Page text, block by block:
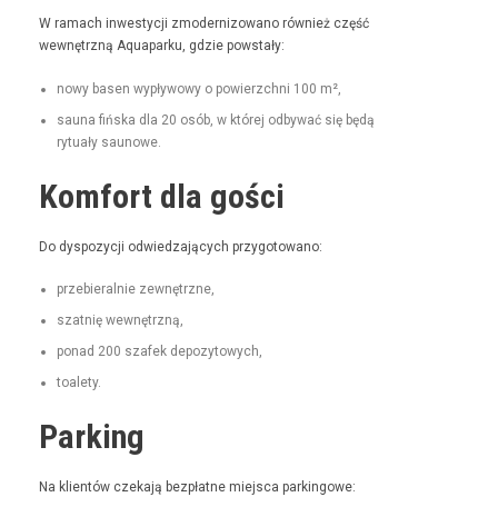
W ramach inwest­y­cji zmod­ern­i­zowano również część
wewnętrzną Aqua­parku, gdzie powstały:
nowy basen wypły­wowy o powierzch­ni 100 m²,
sauna fińs­ka dla 20 osób, w której odby­wać się będą
rytu­ały saunowe.
Komfort dla gości
Do dys­pozy­cji odwiedza­ją­cych przygotowano:
prze­bier­al­nie zewnętrzne,
szat­nię wewnętrzną,
pon­ad 200 szafek depozytowych,
toale­ty.
Parking
Na klien­tów czeka­ją bezpłatne miejs­ca parkingowe: